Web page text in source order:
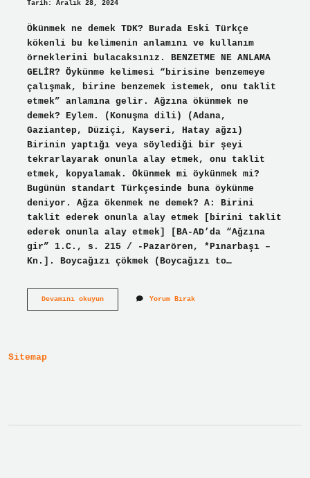
Tarih: Aralık 28, 2024
Ökünmek ne demek TDK? Burada Eski Türkçe
kökenli bu kelimenin anlamını ve kullanım
örneklerini bulacaksınız. BENZETME NE ANLAMA
GELİR? Öykünme kelimesi “birisine benzemeye
çalışmak, birine benzemek istemek, onu taklit
etmek” anlamına gelir. Ağzına ökünmek ne
demek? Eylem. (Konuşma dili) (Adana,
Gaziantep, Düziçi, Kayseri, Hatay ağzı)
Birinin yaptığı veya söylediği bir şeyi
tekrarlayarak onunla alay etmek, onu taklit
etmek, kopyalamak. Ökünmek mi öykünmek mi?
Bugünün standart Türkçesinde buna öykünme
deniyor. Ağza ökenmek ne demek? A: Birini
taklit ederek onunla alay etmek [birini taklit
ederek onunla alay etmek] [BA-AD’da “Ağzına
gir” 1.C., s. 215 / -Pazarören, *Pınarbaşı –
Kn.]. Boycağızı çökmek (Boycağızı to…
Devamını okuyunOkunmek
Yorum Bırak
Sitemap